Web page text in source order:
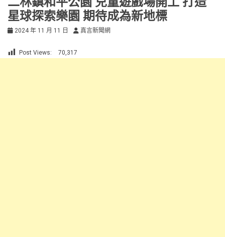
星球探索樂園 期待成為新地標
2024 年 11 月 11 日 真言新聞網
Post Views: 70,317